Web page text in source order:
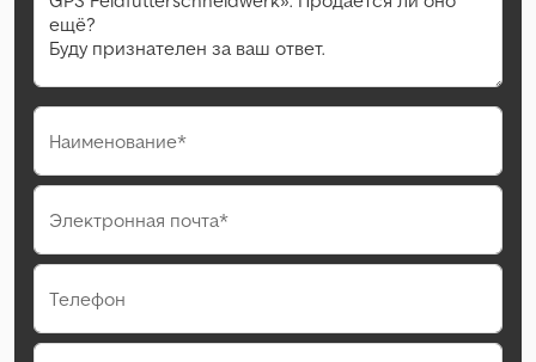
Наименование*
Электронная почта*
Телефон